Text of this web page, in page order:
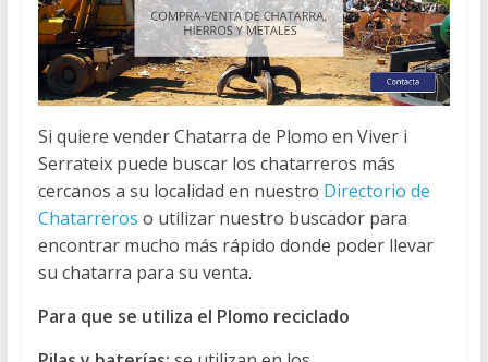
Si quiere vender Chatarra de Plomo en Viver i
Serrateix puede buscar los chatarreros más
cercanos a su localidad en nuestro Directorio de
Chatarreros o utilizar nuestro buscador para
encontrar mucho más rápido donde poder llevar
su chatarra para su venta.
Para que se utiliza el Plomo reciclado